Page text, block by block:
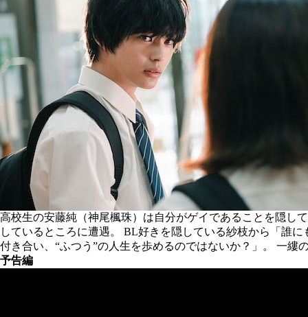
⾼校⽣の安藤純（神尾楓珠）は⾃分がゲイであることを隠し
しているところに遭遇。 BL好きを隠している紗枝から「誰
付き合い、“ふつう”の人生を歩めるのではないか？」。 一
予告編